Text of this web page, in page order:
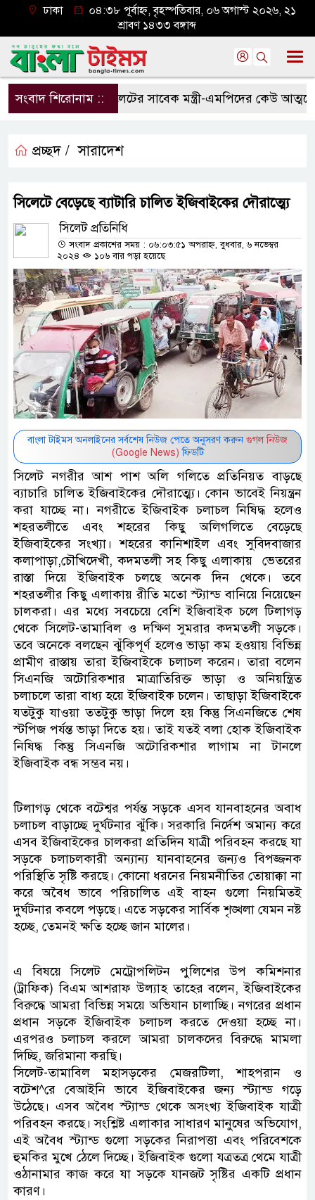
ঢাকা
০৪:৩৮ পূর্বাহ্ন, বৃহস্পতিবার, ০৬ অগাস্ট ২০২৬, ২১
শ্রাবণ ১৪৩৩ বঙ্গাব্দ
সংবাদ শিরোনাম ::সিলেটের সাবেক মন্ত্রী-এমপিদের কেউ
প্রচ্ছদ / সারাদেশ
সিলেটে বেড়েছে ব্যাটারি চালিত ইজিবাইকের দৌরাত্ম্যে
সিলেট প্রতিনিধি
সংবাদ প্রকাশের সময় : ০৬:০৩:৫১ অপরাহ্ন, বুধবার, ৬ নভেম্বর
২০২৪
১০৬ বার পড়া হয়েছে
বাংলা টাইমস অনলাইনের সর্বশেষ নিউজ পেতে অনুসরণ করুন গুগল নিউজ
(Google News) ফিডটি
সিলেট নগরীর আশ পাশ অলি গলিতে প্রতিনিয়ত বাড়ছে
ব্যাচারি চালিত ইজিবাইকের দৌরাত্ম্যে। কোন ভাবেই নিয়ন্ত্রন
করা যাচ্ছে না। নগরীতে ইজিবাইক চলাচল নিষিদ্ধ হলেও
শহরতলীতে এবং শহরের কিছু অলিগলিতে বেড়েছে
ইজিবাইকের সংখ্যা। শহরের কানিশাইল এবং সুবিদবাজার
কলাপাড়া,চৌখিদেখী, কদমতলী সহ কিছু এলাকায় ভেতরের
রাস্তা দিয়ে ইজিবাইক চলছে অনেক দিন থেকে। তবে
শহরতলীর কিছু এলাকায় রীতি মতো স্ট্যান্ড বানিয়ে নিয়েছেন
চালকরা। এর মধ্যে সবচেয়ে বেশি ইজিবাইক চলে টিলাগড়
থেকে সিলেট-তামাবিল ও দক্ষিণ সুমরার কদমতলী সড়কে।
তবে অনেকে বলছেন ঝুঁকিপূর্ণ হলেও ভাড়া কম হওয়ায় বিভিন্ন
প্রামীণ রাস্তায় তারা ইজিবাইকে চলাচল করেন। তারা বলেন
সিএনজি অটোরিকশার মাত্রাতিরিক্ত ভাড়া ও অনিয়ন্ত্রিত
চলাচলে তারা বাধ্য হয়ে ইজিবাইক চলেন। তাছাড়া ইজিবাইকে
যতটুকু যাওয়া ততটুকু ভাড়া দিলে হয় কিন্তু সিএনজিতে শেষ
স্টপিজ পর্যন্ত ভাড়া দিতে হয়। তাই যতই বলা হোক ইজিবাইক
নিষিদ্ধ কিন্তু সিএনজি অটোরিকশার লাগাম না টানলে
ইজিবাইক বন্ধ সম্ভব নয়।
টিলাগড় থেকে বটেশ্বর পর্যন্ত সড়কে এসব যানবাহনের অবাধ
চলাচল বাড়াচ্ছে দুর্ঘটনার ঝুঁকি। সরকারি নির্দেশ অমান্য করে
এসব ইজিবাইকের চালকরা প্রতিদিন যাত্রী পরিবহন করছে যা
সড়কে চলাচলকারী অন্যান্য যানবাহনের জন্যও বিপজ্জনক
পরিস্থিতি সৃষ্টি করছে। কোনো ধরনের নিয়মনীতির তোয়াক্কা না
করে অবৈধ ভাবে পরিচালিত এই বাহন গুলো নিয়মিতই
দুর্ঘটনার কবলে পড়ছে। এতে সড়কের সার্বিক শৃঙ্খলা যেমন নষ্ট
হচ্ছে, তেমনই ক্ষতি হচ্ছে জান মালের।
এ বিষয়ে সিলেট মেট্রোপলিটন পুলিশের উপ কমিশনার
(ট্রাফিক) বিএম আশরাফ উল্যাহ তাহের বলেন, ইজিবাইকের
বিরুদ্ধে আমরা বিভিন্ন সময়ে অভিযান চালাচ্ছি। নগরের প্রধান
প্রধান সড়কে ইজিবাইক চলাচল করতে দেওয়া হচ্ছে না।
এরপরও চলাচল করলে আমরা চালকদের বিরুদ্ধে মামলা
দিচ্ছি, জরিমানা করছি।
সিলেট-তামাবিল মহাসড়কের মেজরটিলা, শাহপরান ও
বটেশ^রে বেআইনি ভাবে ইজিবাইকের জন্য স্ট্যান্ড গড়ে
উঠেছে। এসব অবৈধ স্ট্যান্ড থেকে অসংখ্য ইজিবাইক যাত্রী
পরিবহন করছে। সংশ্লিষ্ট এলাকার সাধারণ মানুষের অভিযোগ,
এই অবৈধ স্ট্যান্ড গুলো সড়কের নিরাপত্তা এবং পরিবেশকে
হুমকির মুখে ঠেলে দিচ্ছে। ইজিবাইক গুলো যত্রতত্র থেমে যাত্রী
ওঠানামার কাজ করে যা সড়কে যানজট সৃষ্টির একটি প্রধান
কারণ।